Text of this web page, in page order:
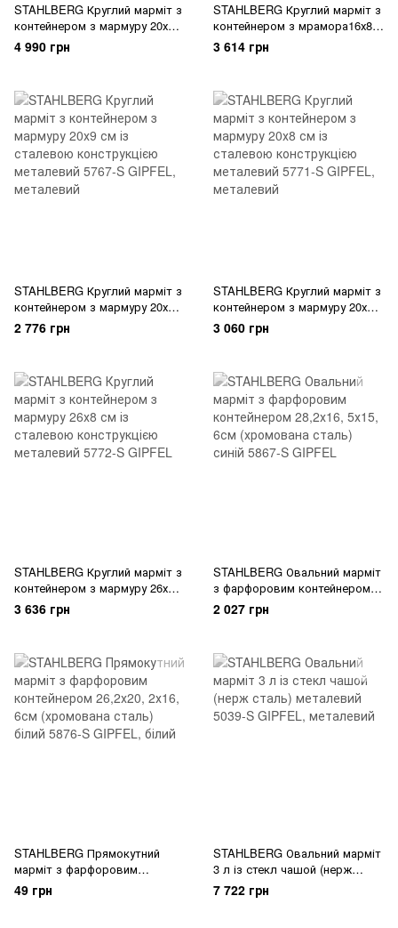
STAHLBERG Круглий марміт з
контейнером з мармуру 20х9,
7 см із сталевою
конструкцією чорний 5763-S
4 990 грн
STAHLBERG Круглий марміт з
контейнером з мрамора16х8
см із сталевою конструкцією
металевий 5766-S GIPFEL
3 614 грн
STAHLBERG Круглий марміт з
контейнером з мармуру 20х9
см із сталевою конструкцією
металевий 5767-S GIPFEL
2 776 грн
STAHLBERG Круглий марміт з
контейнером з мармуру 20х8
см із сталевою конструкцією
металевий 5771-S GIPFEL
3 060 грн
STAHLBERG Круглий марміт з
контейнером з мармуру 26х8
см із сталевою конструкцією
металевий 5772-S GIPFEL
3 636 грн
STAHLBERG Овальний марміт
з фарфоровим контейнером
28,2х16, 5х15, 6см (хромована
сталь) синій 5867-S GIPFEL
2 027 грн
STAHLBERG Прямокутний
марміт з фарфоровим
контейнером 26,2х20, 2х16,
6см (хромована сталь) білий
49 грн
STAHLBERG Овальний марміт
3 л із стекл чашой (нерж
сталь) металевий 5039-S
GIPFEL
7 722 грн